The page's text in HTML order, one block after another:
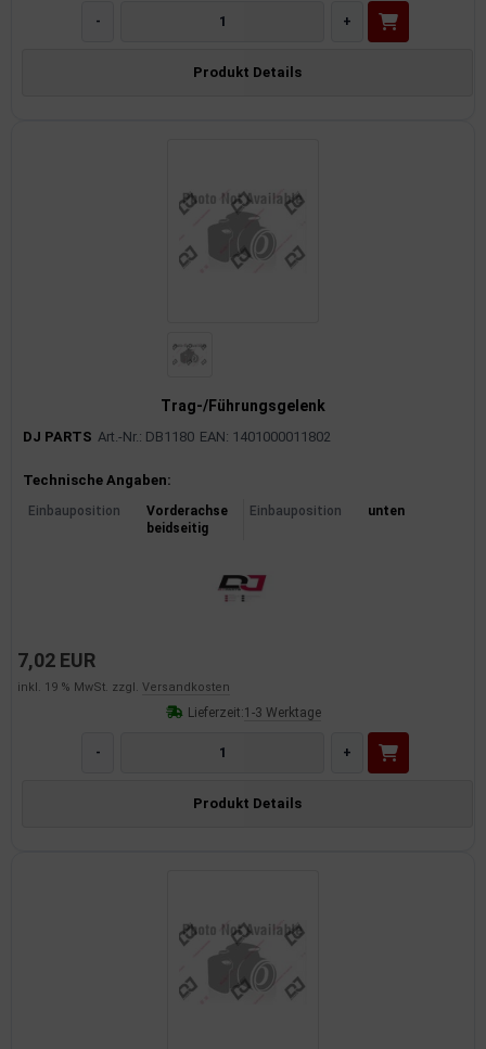
- +
Produkt Details
Trag-/Führungsgelenk
DJ PARTS Art.-Nr.: DB1180 EAN: 1401000011802
Produktinformationen
Technische Angaben:
Einbauposition
Vorderachse
beidseitig
Einbauposition unten
7,02 EUR
inkl. 19 % MwSt. zzgl. Versandkosten
Lieferzeit:1-3 Werktage
- +
Produkt Details